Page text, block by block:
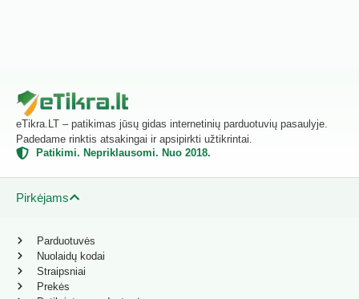
eTikra.LT – patikimas jūsų gidas internetinių parduotuvių pasaulyje.
Padedame rinktis atsakingai ir apsipirkti užtikrintai.
Patikimi. Nepriklausomi. Nuo 2018.
Pirkėjams
Parduotuvės
Nuolaidų kodai
Straipsniai
Prekės